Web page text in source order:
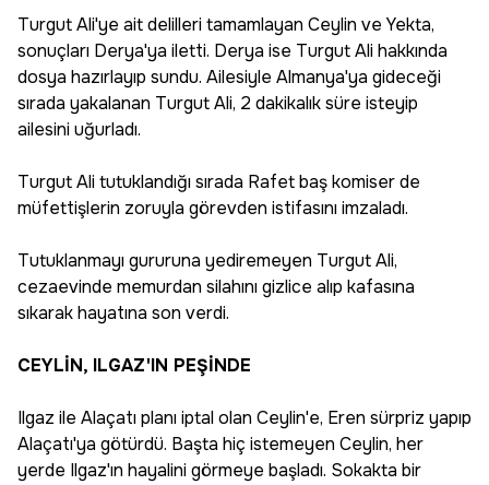
Turgut Ali'ye ait delilleri tamamlayan Ceylin ve Yekta,
sonuçları Derya'ya iletti. Derya ise Turgut Ali hakkında
dosya hazırlayıp sundu. Ailesiyle Almanya'ya gideceği
sırada yakalanan Turgut Ali, 2 dakikalık süre isteyip
ailesini uğurladı.
Turgut Ali tutuklandığı sırada Rafet baş komiser de
müfettişlerin zoruyla görevden istifasını imzaladı.
Tutuklanmayı gururuna yediremeyen Turgut Ali,
cezaevinde memurdan silahını gizlice alıp kafasına
sıkarak hayatına son verdi.
CEYLİN, ILGAZ'IN PEŞİNDE
Ilgaz ile Alaçatı planı iptal olan Ceylin'e, Eren sürpriz yapıp
Alaçatı'ya götürdü. Başta hiç istemeyen Ceylin, her
yerde Ilgaz'ın hayalini görmeye başladı. Sokakta bir